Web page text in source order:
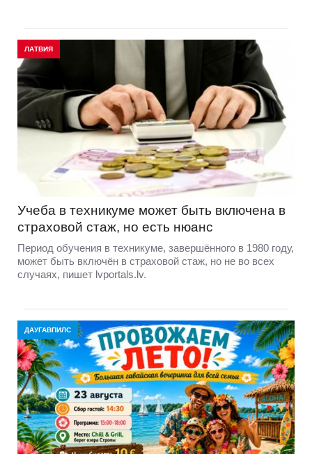
ЛАТВИЯ
Учеба в техникуме может быть включена в
страховой стаж, но есть нюанс
Период обучения в техникуме, завершённого в 1980 году,
может быть включён в страховой стаж, но не во всех
случаях, пишет lvportals.lv.
ДАУГАВПИЛС